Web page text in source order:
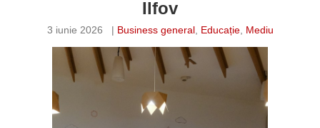
Ilfov
3 iunie 2026 | Business general, Educație, Mediu